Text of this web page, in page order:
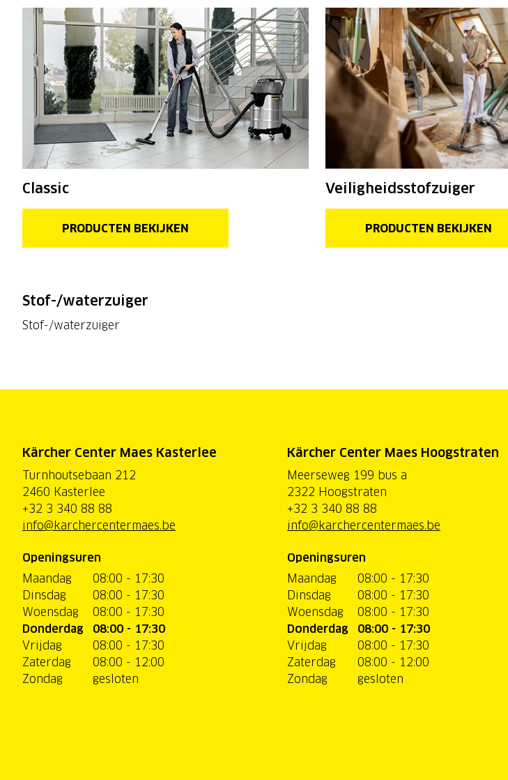
Classic
PRODUCTEN BEKIJKEN
Veiligheidsstofzuiger
PRODUCTEN BEKIJKEN
Stof-/waterzuiger
Stof-/waterzuiger
Kärcher Center Maes Kasterlee
Turnhoutsebaan 212
2460 Kasterlee
+32 3 340 88 88
info@karchercentermaes.be
Openingsuren
Maandag
08:00 - 17:30
Dinsdag
08:00 - 17:30
Woensdag
08:00 - 17:30
Donderdag
08:00 - 17:30
Vrijdag
08:00 - 17:30
Zaterdag
08:00 - 12:00
Zondag
gesloten
Kärcher Center Maes Hoogstraten
Meerseweg 199 bus a
2322 Hoogstraten
+32 3 340 88 88
info@karchercentermaes.be
Openingsuren
Maandag
08:00 - 17:30
Dinsdag
08:00 - 17:30
Woensdag
08:00 - 17:30
Donderdag
08:00 - 17:30
Vrijdag
08:00 - 17:30
Zaterdag
08:00 - 12:00
Zondag
gesloten